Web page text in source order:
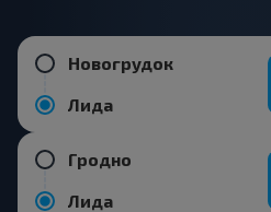
Новогрудок
Лида
Гродно
Лида